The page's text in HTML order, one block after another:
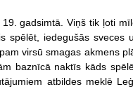
gadsimtā. Viņš tik ļoti
spēlēt, iedegušās sveces
virsū smagas akmens
baznīcā naktīs kāds
atbildes meklē